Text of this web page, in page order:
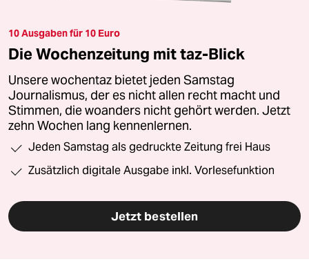
10 Ausgaben für 10 Euro
Die Wochenzeitung mit taz-Blick
Unsere wochentaz bietet jeden Samstag
Journalismus, der es nicht allen recht macht und
Stimmen, die woanders nicht gehört werden. Jetzt
zehn Wochen lang kennenlernen.
Jeden Samstag als gedruckte Zeitung frei Haus
Zusätzlich digitale Ausgabe inkl. Vorlesefunktion
Jetzt bestellen